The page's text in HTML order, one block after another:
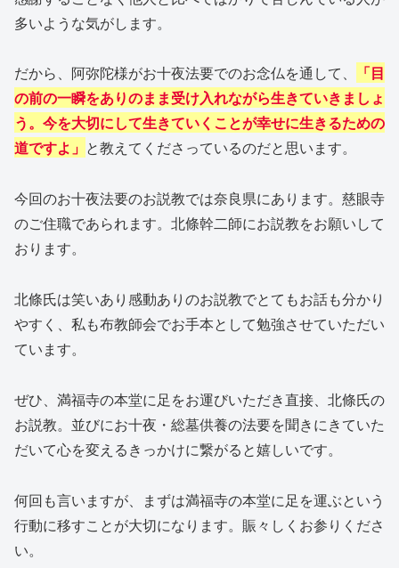
多いような気がします。
だから、阿弥陀様がお十夜法要でのお念仏を通して、
「目
の前の一瞬をありのまま受け入れながら生きていきましょ
う。今を大切にして生きていくことが幸せに生きるための
道ですよ」 と教えてくださっているのだと思います。
今回のお十夜法要のお説教では奈良県にあります。慈眼寺
のご住職であられます。北條幹二師にお説教をお願いして
おります。
北條氏は笑いあり感動ありのお説教でとてもお話も分かり
やすく、私も布教師会でお手本として勉強させていただい
ています。
ぜひ、満福寺の本堂に足をお運びいただき直接、北條氏の
お説教。並びにお十夜・総墓供養の法要を聞きにきていた
だいて心を変えるきっかけに繋がると嬉しいです。
何回も言いますが、まずは満福寺の本堂に足を運ぶという
行動に移すことが大切になります。賑々しくお参りくださ
い。